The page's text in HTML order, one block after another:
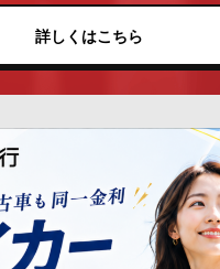
詳しくはこちら